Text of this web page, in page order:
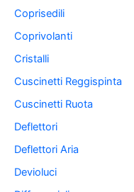
Coprisedili
Coprivolanti
Cristalli
Cuscinetti Reggispinta
Cuscinetti Ruota
Deflettori
Deflettori Aria
Devioluci